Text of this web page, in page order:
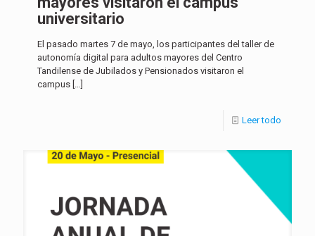
universitario
El pasado martes 7 de mayo, los participantes del taller de
autonomía digital para adultos mayores del Centro
Tandilense de Jubilados y Pensionados visitaron el
campus
Leer todo